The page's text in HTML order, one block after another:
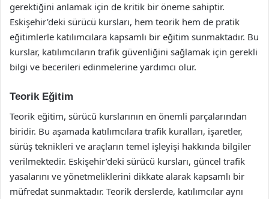
gerektiğini anlamak için de kritik bir öneme sahiptir.
Eskişehir’deki sürücü kursları, hem teorik hem de pratik
eğitimlerle katılımcılara kapsamlı bir eğitim sunmaktadır. Bu
kurslar, katılımcıların trafik güvenliğini sağlamak için gerekli
bilgi ve becerileri edinmelerine yardımcı olur.
Teorik Eğitim
Teorik eğitim, sürücü kurslarının en önemli parçalarından
biridir. Bu aşamada katılımcılara trafik kuralları, işaretler,
sürüş teknikleri ve araçların temel işleyişi hakkında bilgiler
verilmektedir. Eskişehir’deki sürücü kursları, güncel trafik
yasalarını ve yönetmeliklerini dikkate alarak kapsamlı bir
müfredat sunmaktadır. Teorik derslerde, katılımcılar aynı